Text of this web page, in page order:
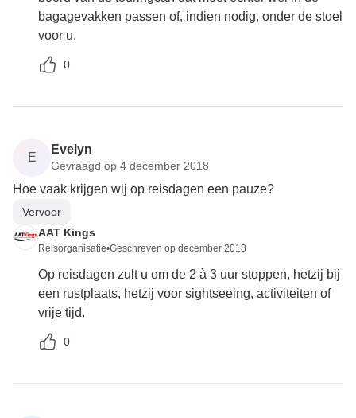
bagagevakken passen of, indien nodig, onder de stoel
voor u.
0
E
Evelyn
Gevraagd op 4 december 2018
Hoe vaak krijgen wij op reisdagen een pauze?
Vervoer
AAT Kings
Reisorganisatie•Geschreven op december 2018
Op reisdagen zult u om de 2 à 3 uur stoppen, hetzij bij
een rustplaats, hetzij voor sightseeing, activiteiten of
vrije tijd.
0